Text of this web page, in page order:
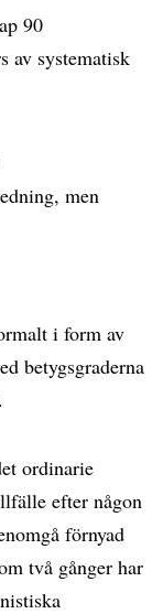
90
av systematisk
men
i form av
betygsgraderna
ordinarie
efter någon
förnyad
två gånger har